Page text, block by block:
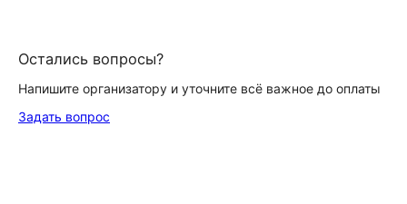
Остались вопросы?
Напишите организатору и уточните всё важное до оплаты
Задать вопрос